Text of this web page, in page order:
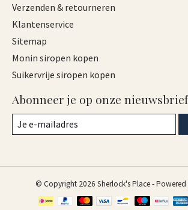
Verzenden & retourneren
Klantenservice
Sitemap
Monin siropen kopen
Suikervrije siropen kopen
Abonneer je op onze nieuwsbrief
© Copyright 2026 Sherlock's Place -